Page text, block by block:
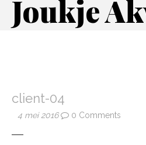
Joukje
client-04
4 mei 2016 0 Comments